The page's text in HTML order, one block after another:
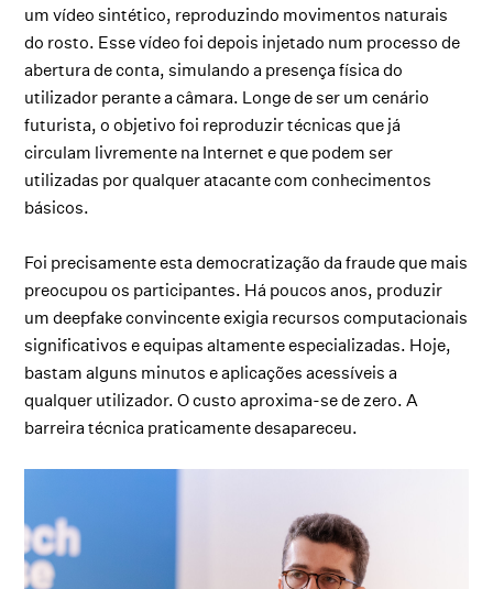
um vídeo sintético, reproduzindo movimentos naturais
do rosto. Esse vídeo foi depois injetado num processo de
abertura de conta, simulando a presença física do
utilizador perante a câmara. Longe de ser um cenário
futurista, o objetivo foi reproduzir técnicas que já
circulam livremente na Internet e que podem ser
utilizadas por qualquer atacante com conhecimentos
básicos.
Foi precisamente esta democratização da fraude que mais
preocupou os participantes. Há poucos anos, produzir
um deepfake convincente exigia recursos computacionais
significativos e equipas altamente especializadas. Hoje,
bastam alguns minutos e aplicações acessíveis a
qualquer utilizador. O custo aproxima-se de zero. A
barreira técnica praticamente desapareceu.